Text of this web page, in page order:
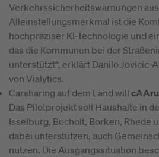
Verkehrssicherheitswarnungen
Alleinstellungsmerkmal ist die
hochpräziser KI-Technologie und
das die Kommunen bei der
unterstützt“, erklärt Danilo Jovicic-
von Vialytics.
Carsharing auf dem Land will
Das Pilotprojekt soll Haushalte in
Isselburg, Bocholt, Borken, Rhede
dabei unterstützen, auch
nutzen. Die Ausgangssituation